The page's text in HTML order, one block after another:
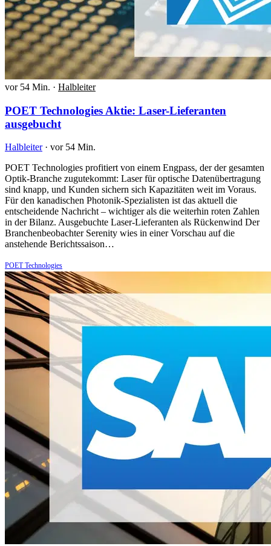
vor 54 Min. · Halbleiter
POET Technologies Aktie: Laser-Lieferanten
ausgebucht
Halbleiter · vor 54 Min.
POET Technologies profitiert von einem Engpass, der der gesamten
Optik-Branche zugutekommt: Laser für optische Datenübertragung
sind knapp, und Kunden sichern sich Kapazitäten weit im Voraus.
Für den kanadischen Photonik-Spezialisten ist das aktuell die
entscheidende Nachricht – wichtiger als die weiterhin roten Zahlen
in der Bilanz. Ausgebuchte Laser-Lieferanten als Rückenwind Der
Branchenbeobachter Serenity wies in einer Vorschau auf die
anstehende Berichtssaison…
POET Technologies